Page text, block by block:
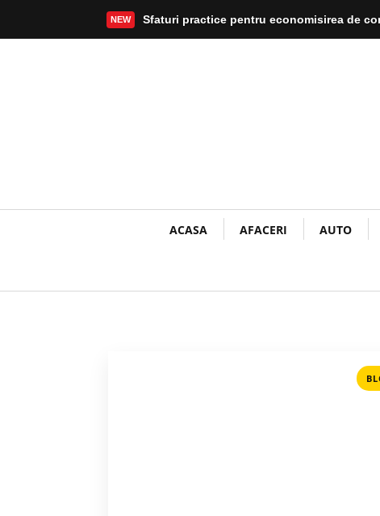
NEW Sfaturi practice pentru economisirea de
Mai mult
ACASA AFACERI AUTO